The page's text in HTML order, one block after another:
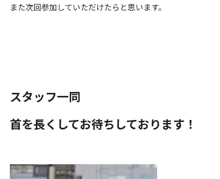
また次回参加していただけたらと思います。
スタッフ一同
首を長くしてお待ちしております！